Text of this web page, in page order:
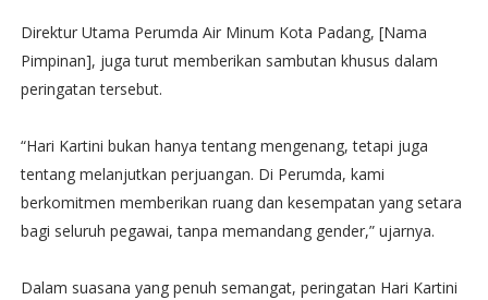
Direktur Utama Perumda Air Minum Kota Padang, [Nama
Pimpinan], juga turut memberikan sambutan khusus dalam
peringatan tersebut.
“Hari Kartini bukan hanya tentang mengenang, tetapi juga
tentang melanjutkan perjuangan. Di Perumda, kami
berkomitmen memberikan ruang dan kesempatan yang setara
bagi seluruh pegawai, tanpa memandang gender,” ujarnya.
Dalam suasana yang penuh semangat, peringatan Hari Kartini